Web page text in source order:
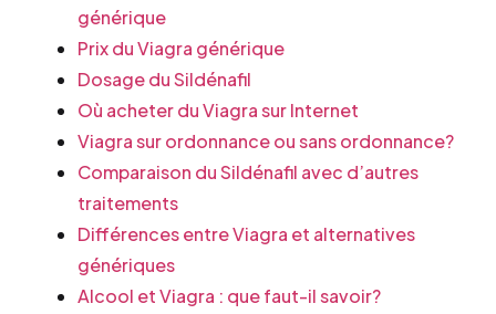
générique
Prix du Viagra générique
Dosage du Sildénafil
Où acheter du Viagra sur Internet
Viagra sur ordonnance ou sans ordonnance?
Comparaison du Sildénafil avec d’autres
traitements
Différences entre Viagra et alternatives
génériques
Alcool et Viagra : que faut-il savoir?